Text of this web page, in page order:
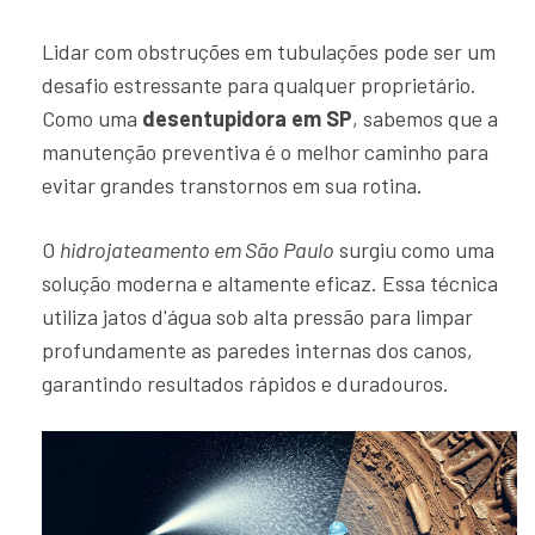
Lidar com obstruções em tubulações pode ser um
desafio estressante para qualquer proprietário.
Como uma desentupidora em SP, sabemos que a
manutenção preventiva é o melhor caminho para
evitar grandes transtornos em sua rotina.
O hidrojateamento em São Paulo surgiu como uma
solução moderna e altamente eficaz. Essa técnica
utiliza jatos d'água sob alta pressão para limpar
profundamente as paredes internas dos canos,
garantindo resultados rápidos e duradouros.